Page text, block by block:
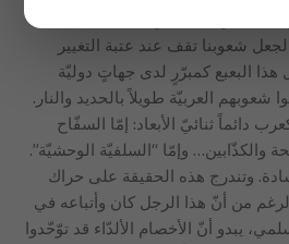
شعوبنا تقف عند عتبة التغيير
هذا البعبع كمبرّرٍ لدى جهاتٍ دوليّة
العربيّة ‏طويلاً بالحديد والنار.
دائماً ثنائيّ الأبعاد: إمّا السفّاح
والكذّابين… وإمّا “السلفيّة الوحشيّة”.
وتندرج هذه الحقيقة على حراك
من أنّ هذا ‏الرجل كان وأتباعه في
يبدو أنّ الأخصام الألدّاء قد ‏توّحّدوا